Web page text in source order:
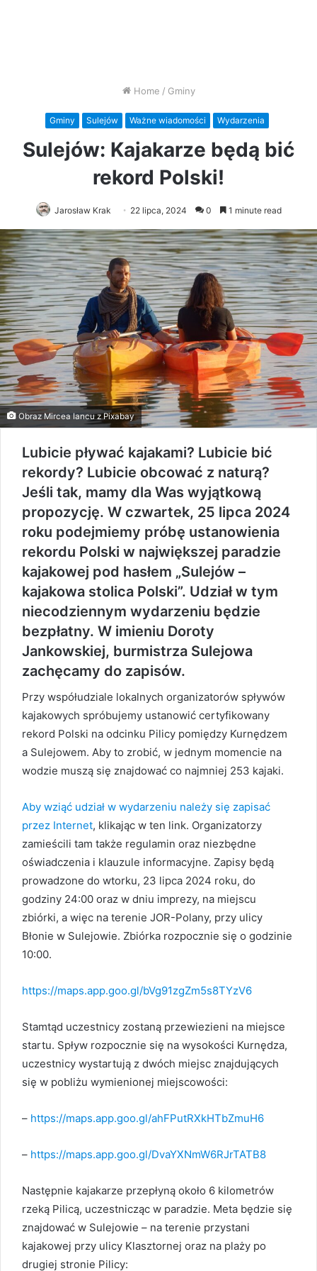
Home / Gminy
Gminy Sulejów Ważne wiadomości Wydarzenia
Sulejów: Kajakarze będą bić
rekord Polski!
Jarosław Krak 22 lipca, 2024 0 1 minute read
ObrazMircea IancuzPixabay
Lubicie pływać kajakami? Lubicie bić
rekordy? Lubicie obcować z naturą?
Jeśli tak, mamy dla Was wyjątkową
propozycję. W czwartek, 25 lipca 2024
roku podejmiemy próbę ustanowienia
rekordu Polski w największej paradzie
kajakowej pod hasłem „Sulejów –
kajakowa stolica Polski”. Udział w tym
niecodziennym wydarzeniu będzie
bezpłatny. W imieniu Doroty
Jankowskiej, burmistrza Sulejowa
zachęcamy do zapisów.
Przy współudziale lokalnych organizatorów spływów
kajakowych spróbujemy ustanowić certyfikowany
rekord Polski na odcinku Pilicy pomiędzy Kurnędzem
a Sulejowem. Aby to zrobić, w jednym momencie na
wodzie muszą się znajdować co najmniej 253 kajaki.
Aby wziąć udział w wydarzeniu należy się zapisać
przez Internet, klikając w ten link. Organizatorzy
zamieścili tam także regulamin oraz niezbędne
oświadczenia i klauzule informacyjne. Zapisy będą
prowadzone do wtorku, 23 lipca 2024 roku, do
godziny 24:00 oraz w dniu imprezy, na miejscu
zbiórki, a więc na terenie JOR-Polany, przy ulicy
Błonie w Sulejowie. Zbiórka rozpocznie się o godzinie
10:00.
https://maps.app.goo.gl/bVg91zgZm5s8TYzV6
Stamtąd uczestnicy zostaną przewiezieni na miejsce
startu. Spływ rozpocznie się na wysokości Kurnędza,
uczestnicy wystartują z dwóch miejsc znajdujących
się w pobliżu wymienionej miejscowości:
– https://maps.app.goo.gl/ahFPutRXkHTbZmuH6
– https://maps.app.goo.gl/DvaYXNmW6RJrTATB8
Następnie kajakarze przepłyną około 6 kilometrów
rzeką Pilicą, uczestnicząc w paradzie. Meta będzie się
znajdować w Sulejowie – na terenie przystani
kajakowej przy ulicy Klasztornej oraz na plaży po
drugiej stronie Pilicy: